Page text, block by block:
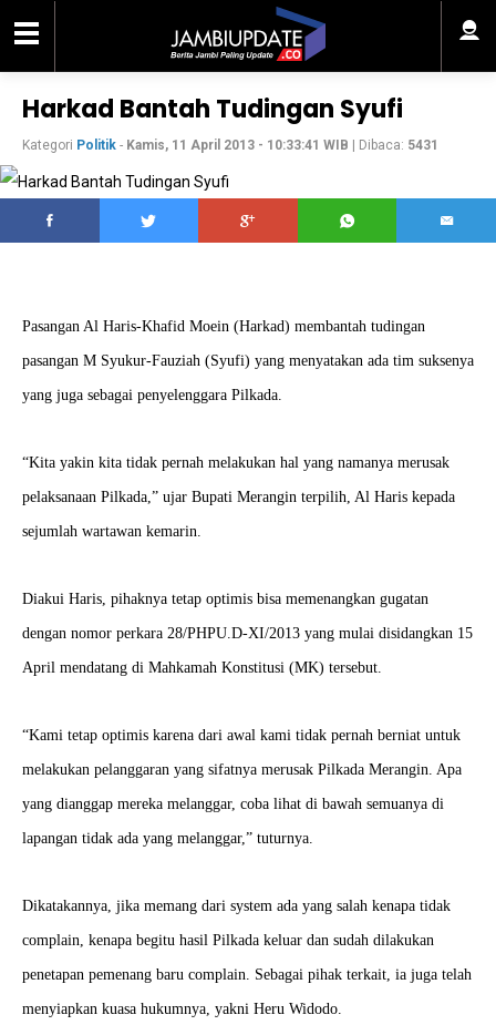
Harkad Bantah Tudingan Syufi
Kategori Politik - Kamis, 11 April 2013 - 10:33:41 WIB | Dibaca: 5431
Pasangan Al Haris-Khafid Moein (Harkad) membantah tudingan
pasangan M Syukur-Fauziah (Syufi) yang menyatakan ada tim suksenya
yang juga sebagai penyelenggara Pilkada.
“Kita yakin kita tidak pernah melakukan hal yang namanya merusak
pelaksanaan Pilkada,” ujar Bupati Merangin terpilih, Al Haris kepada
sejumlah wartawan kemarin.
Diakui Haris, pihaknya tetap optimis bisa memenangkan gugatan
dengan nomor perkara 28/PHPU.D-XI/2013 yang mulai disidangkan 15
April mendatang di Mahkamah Konstitusi (MK) tersebut.
“Kami tetap optimis karena dari awal kami tidak pernah berniat untuk
melakukan pelanggaran yang sifatnya merusak Pilkada Merangin. Apa
yang dianggap mereka melanggar, coba lihat di bawah semuanya di
lapangan tidak ada yang melanggar,” tuturnya.
Dikatakannya, jika memang dari system ada yang salah kenapa tidak
complain, kenapa begitu hasil Pilkada keluar dan sudah dilakukan
penetapan pemenang baru complain. Sebagai pihak terkait, ia juga telah
menyiapkan kuasa hukumnya, yakni Heru Widodo.